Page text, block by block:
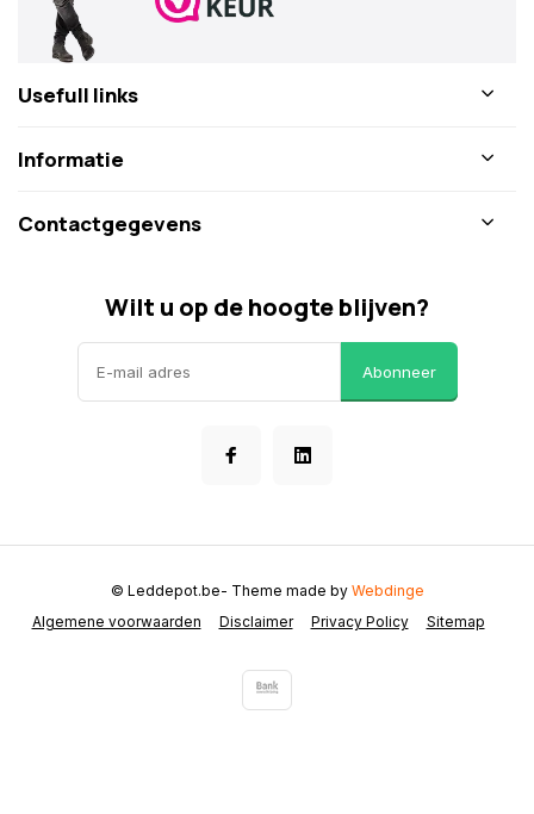
Usefull links
Informatie
Contactgegevens
Wilt u op de hoogte blijven?
Abonneer
Algemene voorwaarden Disclaimer Privacy Policy Sitemap
© Leddepot.be- Theme made by Webdinge